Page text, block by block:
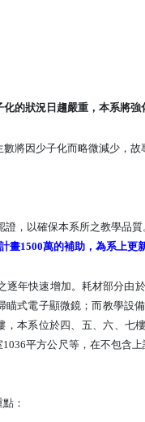
化的狀況日趨嚴重 ，本系將
將因少子化而略微減少，故
，以確保本系所之教學品質
畫1500萬的補助，為系上更
年快速增加。耗材部分由
式電子顯微鏡；而教學設
，本系位於四、五、六、七
1036平方公尺等，在不包含
：